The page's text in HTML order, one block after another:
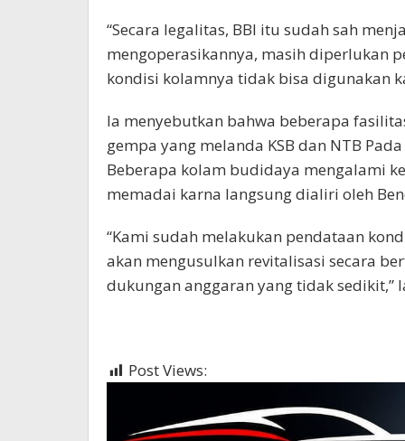
“Secara legalitas, BBI itu sudah sah
mengoperasikannya, masih diperlukan
kondisi kolamnya tidak bisa digunakan
Ia menyebutkan bahwa beberapa
gempa yang melanda KSB dan NTB
Beberapa kolam budidaya mengalami
memadai karna langsung dialiri oleh
“Kami sudah melakukan pendataan
akan mengusulkan revitalisasi secara
dukungan anggaran yang tidak sedikit,”
Post Views: